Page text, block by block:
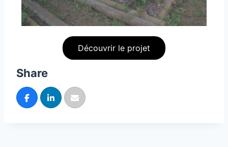
Découvrir le projet
Share